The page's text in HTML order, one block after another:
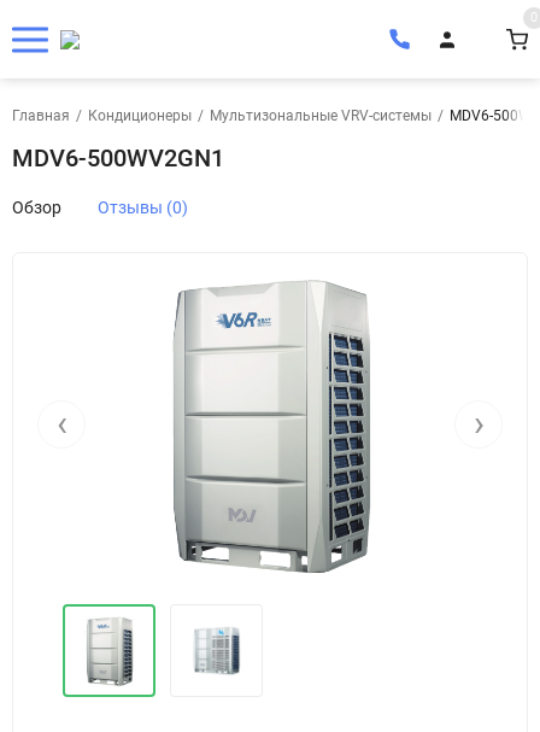
0
Главная / Кондиционеры / Мультизональные VRV-системы / MDV6-
MDV6-500WV2GN1
Обзор Отзывы (0)
‹ ›